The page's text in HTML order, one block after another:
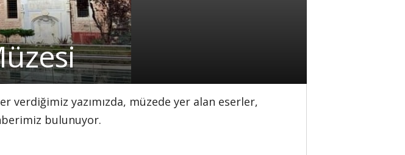
verdiğimiz yazımızda, müzede yer alan eserler,
bulunuyor.